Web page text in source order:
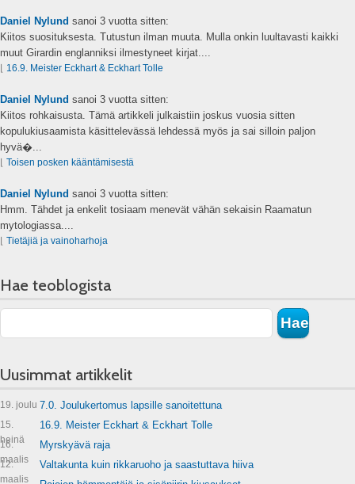
Daniel Nylund sanoi 3 vuotta sitten:
Kiitos suosituksesta. Tutustun ilman muuta. Mulla onkin luultavasti kaikki
muut Girardin englanniksi ilmestyneet kirjat....
16.9. Meister Eckhart & Eckhart Tolle
Daniel Nylund sanoi 3 vuotta sitten:
Kiitos rohkaisusta. Tämä artikkeli julkaistiin joskus vuosia sitten
kopulukiusaamista käsittelevässä lehdessä myös ja sai silloin paljon
hyvä�...
Toisen posken kääntämisestä
Daniel Nylund sanoi 3 vuotta sitten:
Hmm. Tähdet ja enkelit tosiaam menevät vähän sekaisin Raamatun
mytologiassa....
Tietäjiä ja vainoharhoja
Hae teoblogista
Uusimmat artikkelit
19. joulu 7.0. Joulukertomus lapsille sanoitettuna
15.
heinä
16.9. Meister Eckhart & Eckhart Tolle
16.
maalis
Myrskyävä raja
12.
maalis
Valtakunta kuin rikkaruoho ja saastuttava hiiva